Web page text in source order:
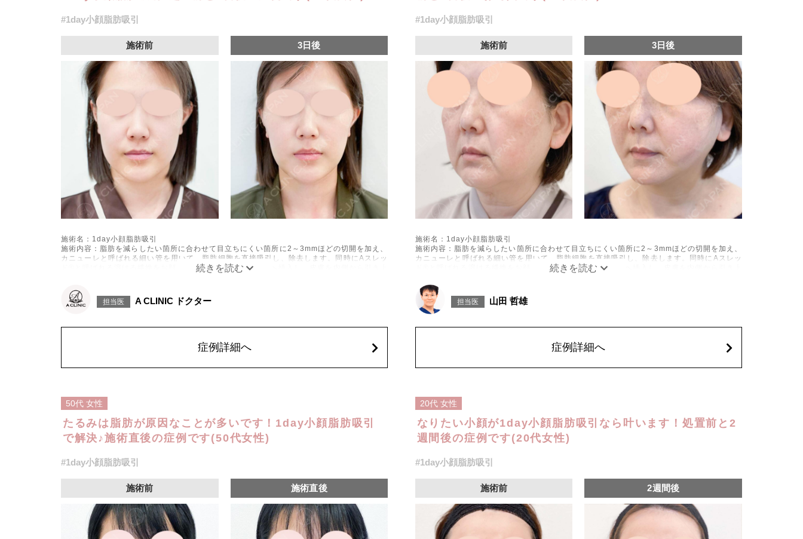
#1day小顔脂肪吸引
施術前 3日後
施術名：1day小顔脂肪吸引
施術内容：脂肪を減らしたい箇所に合わせて目立ちにくい箇所に2～3mmほどの切開を加え、
カニューレと呼ばれる細い管を用いて、脂肪細胞を直接吸引し、除去します。同時にAスレッ
ド®と呼ばれる溶ける繊維をお顔の目立たない部分から皮下へ挿入し、皮膚を内側から引き上
リスク、副作用：赤み、熱感、痛み、しびれ、むくみ、内出血、引き攣れ感などが術後一時的
に生じることがございます。また、稀に貧血、細菌感染症、左右差、施術箇所の知覚鈍麻、ぼ
顔の脂肪吸引箇所の追加 1ヶ所ごと+162,800円(税込)
担当医 A CLINIC ドクター
症例詳細へ
#1day小顔脂肪吸引
施術前 3日後
施術名：1day小顔脂肪吸引
施術内容：脂肪を減らしたい箇所に合わせて目立ちにくい箇所に2～3mmほどの切開を加え、
カニューレと呼ばれる細い管を用いて、脂肪細胞を直接吸引し、除去します。同時にAスレッ
ド®と呼ばれる溶ける繊維をお顔の目立たない部分から皮下へ挿入し、皮膚を内側から引き上
施術時間：約30分程
リスク、副作用：赤み、熱感、痛み、しびれ、むくみ、内出血、引き攣れ感などが術後一時的
に生じることがございます。また、稀に貧血、細菌感染症、左右差、施術箇所の知覚鈍麻、ぼ
こつき、硬結、瘢痕化、色素沈着、脂肪塞栓、皮膚のよれ、繊維の突出などを生じることがご
顔の脂肪吸引箇所の追加 1ヶ所ごと+162,800円(税込)
担当医 山田 哲雄
症例詳細へ
50代 女性
たるみは脂肪が原因なことが多いです！1day小顔脂肪吸引
で解決♪施術直後の症例です(50代女性)
#1day小顔脂肪吸引
施術前 施術直後
20代 女性
なりたい小顔が1day小顔脂肪吸引なら叶います！処置前と2
週間後の症例です(20代女性)
#1day小顔脂肪吸引
施術前 2週間後